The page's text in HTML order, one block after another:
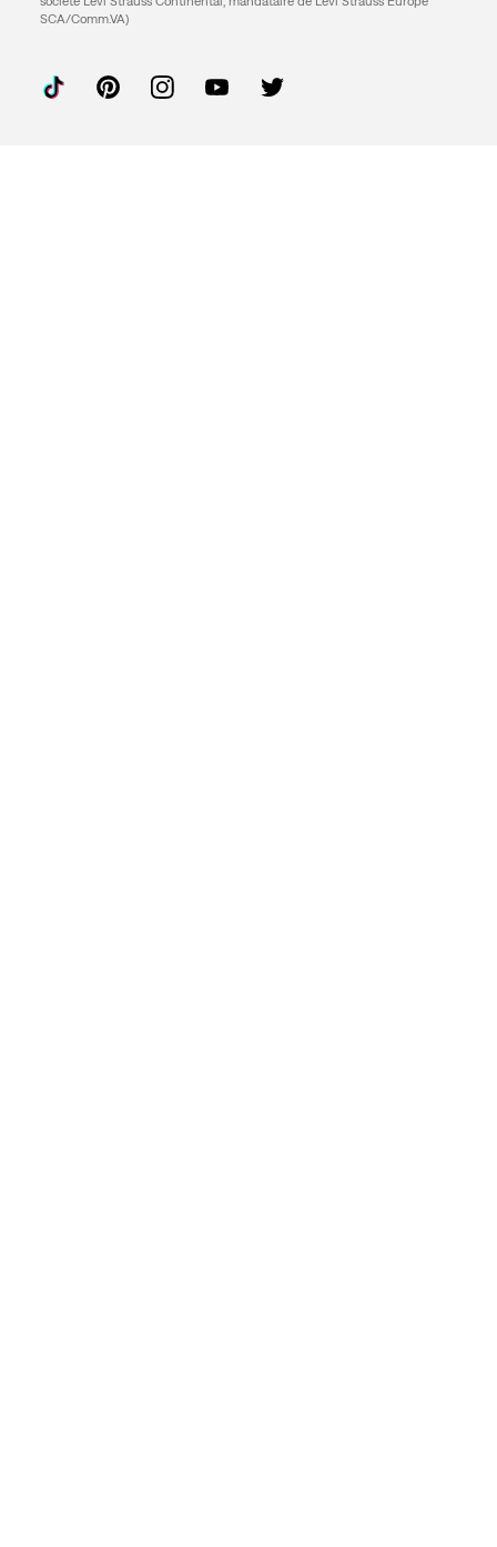
SCA/Comm.VA)